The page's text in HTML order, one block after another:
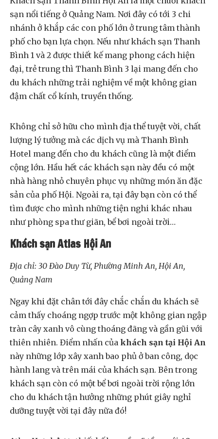
sạn nổi tiếng ở Quảng Nam. Nơi đây có tới 3 chi
nhánh ở khắp các con phố lớn ở trung tâm thành
phố cho bạn lựa chọn. Nếu như khách sạn Thanh
Bình 1 và 2 được thiết kế mang phong cách hiện
đại, trẻ trung thì Thanh Bình 3 lại mang đến cho
du khách những trải nghiệm về một không gian
đậm chất cổ kính, truyền thống.
Không chỉ sở hữu cho mình địa thể tuyệt vời, chất
lượng lý tưởng mà các dịch vụ mà Thanh Bình
Hotel mang đến cho du khách cũng là một điểm
cộng lớn. Hầu hết các khách sạn này đều có một
nhà hàng nhỏ chuyên phục vụ những món ăn đặc
sản của phố Hội. Ngoài ra, tại đây bạn còn có thể
tìm được cho mình những tiện nghi khác nhau
như phòng spa thư giãn, bể bơi ngoài trời…
Khách sạn Atlas Hội An
Địa chỉ: 30 Đào Duy Từ, Phường Minh An, Hội An,
Quảng Nam
Ngay khi đặt chân tới đây chắc chắn du khách sẽ
cảm thấy choáng ngợp trước một không gian ngập
tràn cây xanh vô cùng thoáng đãng và gần gũi với
thiên nhiên. Điểm nhấn của khách sạn tại Hội An
này những lớp xây xanh bao phủ ở ban công, dọc
hành lang và trên mái của khách sạn. Bên trong
khách sạn còn có một bể bơi ngoài trời rộng lớn
cho du khách tận hưởng những phút giây nghỉ
dưỡng tuyệt vời tại đây nữa đó!